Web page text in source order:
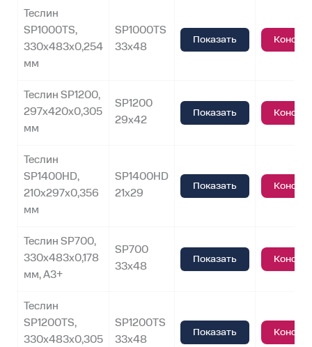
Теслин
SP1000TS,
330х483х0,254
мм
SP1000TS
33х48
Показать
Теслин SP1200,
297х420х0,305
мм
SP1200
29х42
Показать
Теслин
SP1400HD,
210х297х0,356
мм
SP1400HD
21х29
Показать
Теслин SP700,
330х483х0,178
мм, A3+
SP700
33х48
Показать
Теслин
SP1200TS,
330х483х0,305
SP1200TS
33х48
Показать